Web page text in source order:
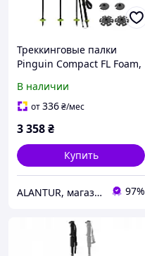
Треккинговые палки
Pinguin Compact FL Foam,
см, Grey
В наличии
от336₴/мес
3 358₴
Купить
ALANTUR, магазин туристичного спорядження та велосипедів 97%